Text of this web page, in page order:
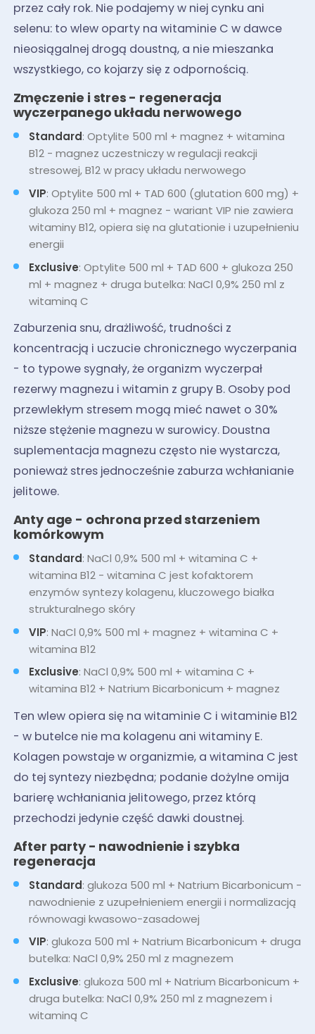
przez cały rok. Nie podajemy w niej cynku ani
selenu: to wlew oparty na witaminie C w dawce
nieosiągalnej drogą doustną, a nie mieszanka
wszystkiego, co kojarzy się z odpornością.
Zmęczenie i stres - regeneracja
wyczerpanego układu nerwowego
Standard: Optylite 500 ml + magnez + witamina
B12 - magnez uczestniczy w regulacji reakcji
stresowej, B12 w pracy układu nerwowego
VIP: Optylite 500 ml + TAD 600 (glutation 600 mg) +
glukoza 250 ml + magnez - wariant VIP nie zawiera
witaminy B12, opiera się na glutationie i uzupełnieniu
energii
Exclusive: Optylite 500 ml + TAD 600 + glukoza 250
ml + magnez + druga butelka: NaCl 0,9% 250 ml z
witaminą C
Zaburzenia snu, drażliwość, trudności z
koncentracją i uczucie chronicznego wyczerpania
- to typowe sygnały, że organizm wyczerpał
rezerwy magnezu i witamin z grupy B. Osoby pod
przewlekłym stresem mogą mieć nawet o 30%
niższe stężenie magnezu w surowicy. Doustna
suplementacja magnezu często nie wystarcza,
ponieważ stres jednocześnie zaburza wchłanianie
jelitowe.
Anty age - ochrona przed starzeniem
komórkowym
Standard: NaCl 0,9% 500 ml + witamina C +
witamina B12 - witamina C jest kofaktorem
enzymów syntezy kolagenu, kluczowego białka
strukturalnego skóry
VIP: NaCl 0,9% 500 ml + magnez + witamina C +
witamina B12
Exclusive: NaCl 0,9% 500 ml + witamina C +
witamina B12 + Natrium Bicarbonicum + magnez
Ten wlew opiera się na witaminie C i witaminie B12
- w butelce nie ma kolagenu ani witaminy E.
Kolagen powstaje w organizmie, a witamina C jest
do tej syntezy niezbędna; podanie dożylne omija
barierę wchłaniania jelitowego, przez którą
przechodzi jedynie część dawki doustnej.
After party - nawodnienie i szybka
regeneracja
Standard: glukoza 500 ml + Natrium Bicarbonicum -
nawodnienie z uzupełnieniem energii i normalizacją
równowagi kwasowo-zasadowej
VIP: glukoza 500 ml + Natrium Bicarbonicum + druga
butelka: NaCl 0,9% 250 ml z magnezem
Exclusive: glukoza 500 ml + Natrium Bicarbonicum +
druga butelka: NaCl 0,9% 250 ml z magnezem i
witaminą C